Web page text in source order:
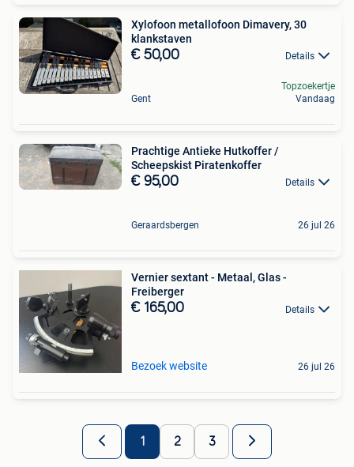
Xylofoon metallofoon Dimavery, 30
klankstaven
€ 50,00 Details
Gent
Topzoekertje
Vandaag
Prachtige Antieke Hutkoffer /
Scheepskist Piratenkoffer
€ 95,00 Details
Geraardsbergen 26 jul 26
Vernier sextant - Metaal, Glas -
Freiberger
€ 165,00 Details
Bezoek website 26 jul 26
1 2 3